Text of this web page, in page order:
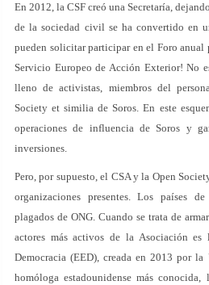
En 2012, la CSF creó una Secretaría,
de la sociedad civil se ha convertido en
pueden solicitar participar en el Foro anual
Servicio Europeo de Acción Exterior! No
lleno de activistas, miembros del
Society et similia de Soros. En este
operaciones de influencia de Soros y
inversiones.
Pero, por supuesto, el CSA y la Open
organizaciones presentes. Los países
plagados de ONG. Cuando se trata de
actores más activos de la Asociación
Democracia (EED), creada en 2013 por
homóloga estadounidense más